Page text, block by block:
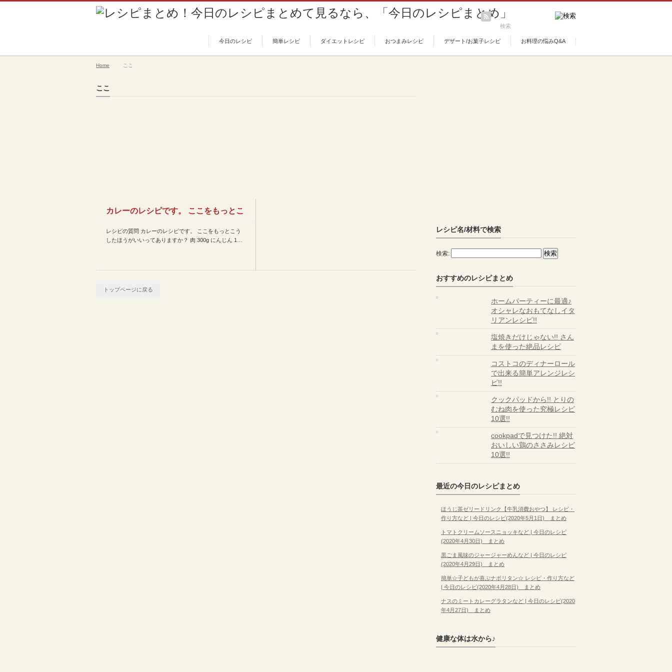
今日のレシピ 簡単レシピ ダイエットレシピ おつまみレシピ デザート/お菓子レシピ お料理の悩みQ&A
Home ここ
ここ
カレーのレシピです。 ここをもっとこ
うしたほうがいいってあり…
レシピの質問 カレーのレシピです。 ここをもっとこう
したほうがいいってありますか？ 肉 300g にんじん 1…
トップページに戻る
レシピ名/材料で検索
検索:
おすすめのレシピまとめ
ホームパーティーに最適♪
オシャレなおもてなしイタ
リアンレシピ!!
塩焼きだけじゃない!! さん
まを使った絶品レシピ
コストコのディナーロール
で出来る簡単アレンジレシ
ピ!!
クックパッドから!! とりの
むね肉を使った究極レシピ
10選!!
cookpadで見つけた!! 絶対
おいしい鶏のささみレシピ
10選!!
最近の今日のレシピまとめ
ほうじ茶ゼリードリンク【牛乳消費おやつ】 レシピ・
作り方など | 今日のレシピ(2020年5月1日) まとめ
トマトクリームソースニョッキなど | 今日のレシピ
(2020年4月30日) まとめ
黒ごま風味のジャージャーめんなど | 今日のレシピ
(2020年4月29日) まとめ
簡単☆子どもが喜ぶナポリタン☆ レシピ・作り方など
| 今日のレシピ(2020年4月28日) まとめ
ナスのミートカレーグラタンなど | 今日のレシピ(2020
年4月27日) まとめ
健康な体は水から♪